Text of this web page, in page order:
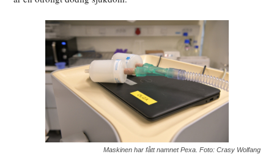
Maskinen har fått namnet Pexa. Foto: Crasy Wolfang